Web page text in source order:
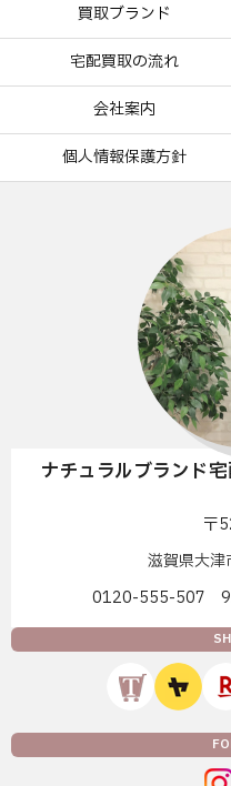
買取ブランド
宅配買取の流れ
会社案内
個人情報保護方針
ナチュラルブランド
〒
滋賀県大
0120-555-507